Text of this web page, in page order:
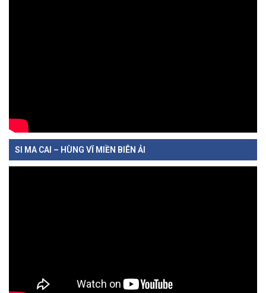
SI MA CAI – HÙNG VĨ MIỀN BIÊN ẢI